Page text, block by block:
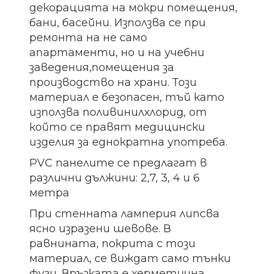
декорацията на мокри помещения,
бани, басейни. Използва се при
ремонта на не само
апартаменти, но и на учебни
заведения,помещения за
производство на храни. Този
материал е безопасен, тъй като
използва поливинилхлорид, от
който се правят медицински
изделия за еднократна употреба.
PVC панелите се предлагат в
различни дължини: 2,7, 3, 4 и 6
метра
При стенната ламперия липсва
ясно изразени шевове. В
равнината, покрита с този
материал, се виждат само тънки